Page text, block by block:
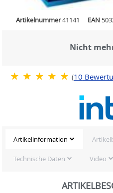
Artikelnummer41141 EAN
Nicht
(10
Artikelinformation
Technische Daten Video